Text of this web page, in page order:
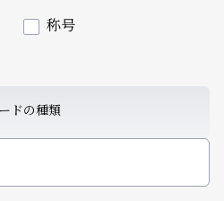
称号
ドの種類